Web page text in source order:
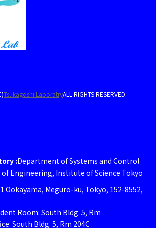
Tsukagoshi LaboratryALL RIGHTS RESERVED.
:Department of Systems and Control
Engineering, Institute of Science Tokyo
Ookayama, Meguro-ku, Tokyo, 152-8552,
Room: South Bldg. 5, Rm
South Bldg. 5, Rm 204C